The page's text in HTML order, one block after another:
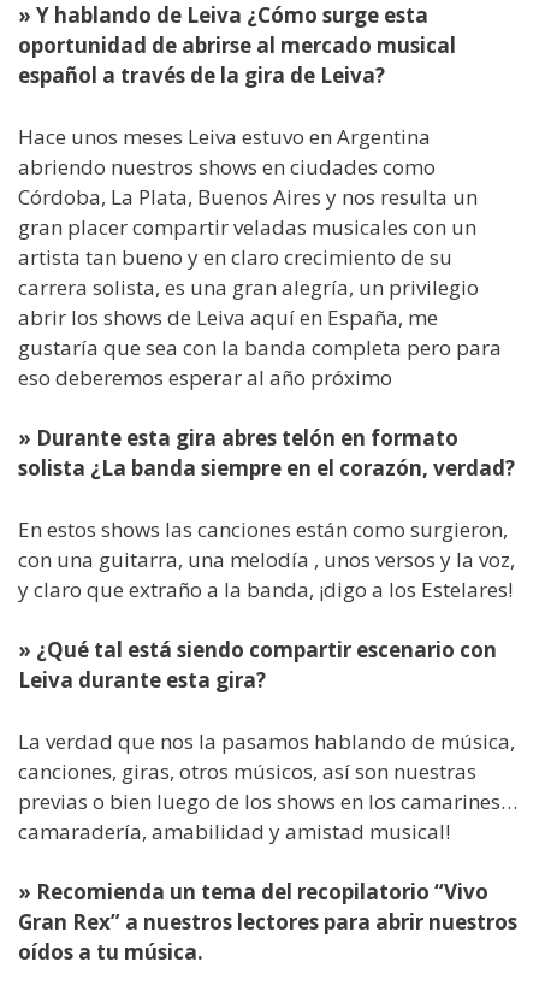
» Y hablando de Leiva ¿Cómo surge esta
oportunidad de abrirse al mercado musical
español a través de la gira de Leiva?
Hace unos meses Leiva estuvo en Argentina
abriendo nuestros shows en ciudades como
Córdoba, La Plata, Buenos Aires y nos resulta un
gran placer compartir veladas musicales con un
artista tan bueno y en claro crecimiento de su
carrera solista, es una gran alegría, un privilegio
abrir los shows de Leiva aquí en España, me
gustaría que sea con la banda completa pero para
eso deberemos esperar al año próximo
» Durante esta gira abres telón en formato
solista ¿La banda siempre en el corazón, verdad?
En estos shows las canciones están como surgieron,
con una guitarra, una melodía , unos versos y la voz,
y claro que extraño a la banda, ¡digo a los Estelares!
» ¿Qué tal está siendo compartir escenario con
Leiva durante esta gira?
La verdad que nos la pasamos hablando de música,
canciones, giras, otros músicos, así son nuestras
previas o bien luego de los shows en los camarines…
camaradería, amabilidad y amistad musical!
» Recomienda un tema del recopilatorio “Vivo
Gran Rex” a nuestros lectores para abrir nuestros
oídos a tu música.